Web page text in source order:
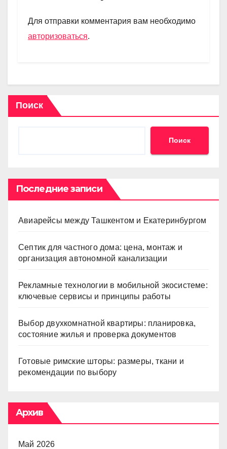
m p
p
a
и
Для отправки комментария вам необходимо
авторизоваться.
Поиск
Поиск
Последние записи
Авиарейсы между Ташкентом и Екатеринбургом
Септик для частного дома: цена, монтаж и
организация автономной канализации
Рекламные технологии в мобильной экосистеме:
ключевые сервисы и принципы работы
Выбор двухкомнатной квартиры: планировка,
состояние жилья и проверка документов
Готовые римские шторы: размеры, ткани и
рекомендации по выбору
Архив
Май 2026